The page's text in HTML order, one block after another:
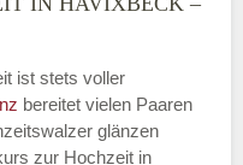
ist stets voller
bereitet vielen Paaren
glänzen
zur Hochzeit in